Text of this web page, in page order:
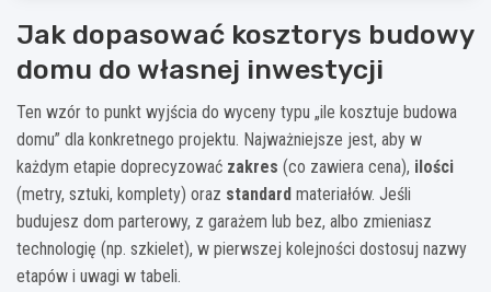
Jak dopasować kosztorys budowy
domu do własnej inwestycji
Ten wzór to punkt wyjścia do wyceny typu „ile kosztuje budowa
domu” dla konkretnego projektu. Najważniejsze jest, aby w
każdym etapie doprecyzować zakres (co zawiera cena), ilości
(metry, sztuki, komplety) oraz standard materiałów. Jeśli
budujesz dom parterowy, z garażem lub bez, albo zmieniasz
technologię (np. szkielet), w pierwszej kolejności dostosuj nazwy
etapów i uwagi w tabeli.